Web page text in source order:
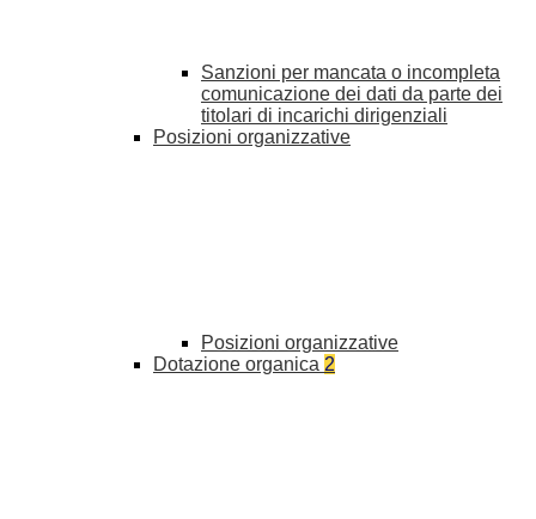
Sanzioni per mancata o incompleta
comunicazione dei dati da parte dei
titolari di incarichi dirigenziali
Posizioni organizzative
Posizioni organizzative
Dotazione organica 2